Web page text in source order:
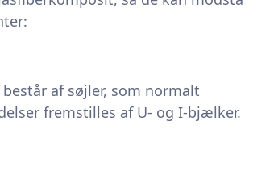
af søjler, som normalt
fremstilles af U- og I-bjælker.